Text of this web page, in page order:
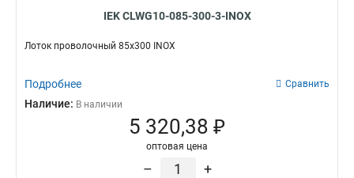
IEK CLWG10-085-300-3-INOX
Лоток проволочный 85х300 INOX
Подробнее Сравнить
Наличие: В наличии
5 320,38 ₽
оптовая цена
– +